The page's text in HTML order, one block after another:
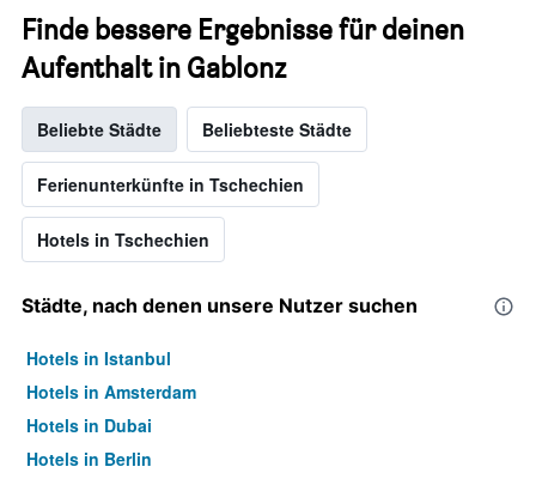
Finde bessere Ergebnisse für deinen
Aufenthalt in Gablonz
Beliebte Städte Beliebteste Städte
Ferienunterkünfte in Tschechien
Hotels in Tschechien
Städte, nach denen unsere Nutzer suchen
Hotels in Istanbul
Hotels in Amsterdam
Hotels in Dubai
Hotels in Berlin